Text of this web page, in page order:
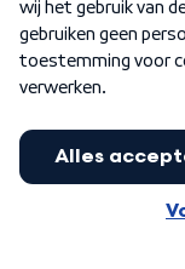
Word Lid